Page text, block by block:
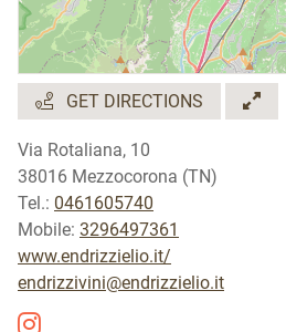
GET DIRECTIONS
Via Rotaliana, 10
38016 Mezzocorona (TN)
Tel.: 0461605740
Mobile: 3296497361
www.endrizzielio.it/
endrizzivini@endrizzielio.it